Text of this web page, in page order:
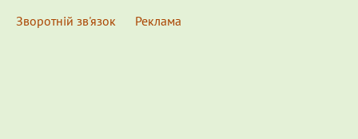
Зворотній зв'язок
Реклама